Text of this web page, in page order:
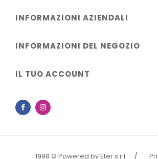
INFORMAZIONI AZIENDALI
INFORMAZIONI DEL NEGOZIO
IL TUO ACCOUNT
Facebook
1998 © Powered by Eter s.r.l.